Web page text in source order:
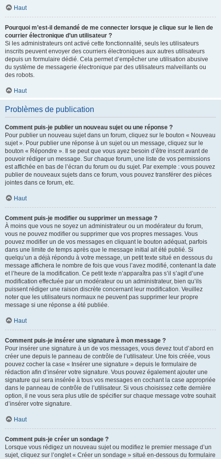
Haut
Pourquoi m’est-il demandé de me connecter lorsque je clique sur le lien de
courrier électronique d’un utilisateur ?
Si les administrateurs ont activé cette fonctionnalité, seuls les utilisateurs
inscrits peuvent envoyer des courriers électroniques aux autres utilisateurs
depuis un formulaire dédié. Cela permet d’empêcher une utilisation abusive
du système de messagerie électronique par des utilisateurs malveillants ou
des robots.
Haut
Problèmes de publication
Comment puis-je publier un nouveau sujet ou une réponse ?
Pour publier un nouveau sujet dans un forum, cliquez sur le bouton « Nouveau
sujet ». Pour publier une réponse à un sujet ou un message, cliquez sur le
bouton « Répondre ». Il se peut que vous ayez besoin d’être inscrit avant de
pouvoir rédiger un message. Sur chaque forum, une liste de vos permissions
est affichée en bas de l’écran du forum ou du sujet. Par exemple : vous pouvez
publier de nouveaux sujets dans ce forum, vous pouvez transférer des pièces
jointes dans ce forum, etc.
Haut
Comment puis-je modifier ou supprimer un message ?
À moins que vous ne soyez un administrateur ou un modérateur du forum,
vous ne pouvez modifier ou supprimer que vos propres messages. Vous
pouvez modifier un de vos messages en cliquant le bouton adéquat, parfois
dans une limite de temps après que le message initial ait été publié. Si
quelqu’un a déjà répondu à votre message, un petit texte situé en dessous du
message affichera le nombre de fois que vous l’avez modifié, contenant la date
et l’heure de la modification. Ce petit texte n’apparaîtra pas s’il s’agit d’une
modification effectuée par un modérateur ou un administrateur, bien qu’ils
puissent rédiger une raison discrète concernant leur modification. Veuillez
noter que les utilisateurs normaux ne peuvent pas supprimer leur propre
message si une réponse a été publiée.
Haut
Comment puis-je insérer une signature à mon message ?
Pour insérer une signature à un de vos messages, vous devez tout d’abord en
créer une depuis le panneau de contrôle de l’utilisateur. Une fois créée, vous
pouvez cocher la case « Insérer une signature » depuis le formulaire de
rédaction afin d’insérer votre signature. Vous pouvez également ajouter une
signature qui sera insérée à tous vos messages en cochant la case appropriée
dans le panneau de contrôle de l’utilisateur. Si vous choisissez cette dernière
option, il ne vous sera plus utile de spécifier sur chaque message votre souhait
d’insérer votre signature.
Haut
Comment puis-je créer un sondage ?
Lorsque vous rédigez un nouveau sujet ou modifiez le premier message d’un
sujet, cliquez sur l’onglet « Créer un sondage » situé en-dessous du formulaire